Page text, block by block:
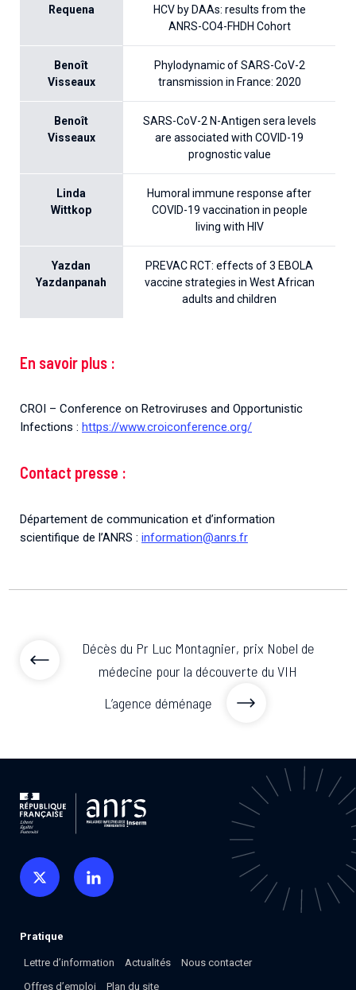
Requena
HCV by DAAs: results from the
ANRS-CO4-FHDH Cohort
Benoît
Visseaux
Phylodynamic of SARS-CoV-2
transmission in France: 2020
Benoît
Visseaux
SARS-CoV-2 N-Antigen sera levels
are associated with COVID-19
prognostic value
Linda
Wittkop
Humoral immune response after
COVID-19 vaccination in people
living with HIV
Yazdan
Yazdanpanah
PREVAC RCT: effects of 3 EBOLA
vaccine strategies in West African
adults and children
En savoir plus :
CROI – Conference on Retroviruses and Opportunistic
Infections : https://www.croiconference.org/
Contact presse :
Département de communication et d’information
scientifique de l’ANRS : information@anrs.fr
Décès du Pr Luc Montagnier, prix Nobel de
médecine pour la découverte du VIH
L’agence déménage
Pratique
Lettre d’information Actualités
Nous contacter
Offres d’emploi
Plan du site